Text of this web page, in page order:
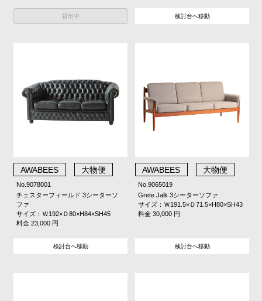
貸出中 検討台へ移動
AWABEES 大物便
No.9078001
チェスターフィールド 3シーターソ
ファ
サイズ：Ｗ192×Ｄ80×H84×SH45
料金 23,000 円
検討台へ移動
AWABEES 大物便
No.9065019
Grete Jalk 3シーターソファ
サイズ：Ｗ191.5×Ｄ71.5×H80×SH43
料金 30,000 円
検討台へ移動